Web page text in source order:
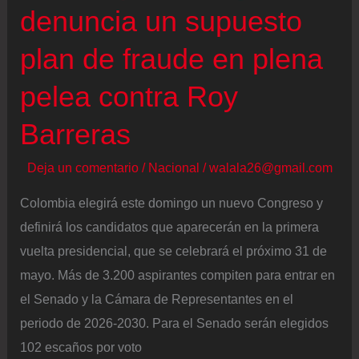
estar
relacionados
con
delitos
electorales
denuncia un supuesto
plan de fraude en plena
pelea contra Roy
Barreras
Deja un comentario / Nacional /walala26@gmail.com
Colombia elegirá este domingo un nuevo Congreso y
definirá los candidatos que aparecerán en la primera
vuelta presidencial, que se celebrará el próximo 31 de
mayo. Más de 3.200 aspirantes compiten para entrar en
el Senado y la Cámara de Representantes en el
periodo de 2026-2030. Para el Senado serán elegidos
102 escaños por voto